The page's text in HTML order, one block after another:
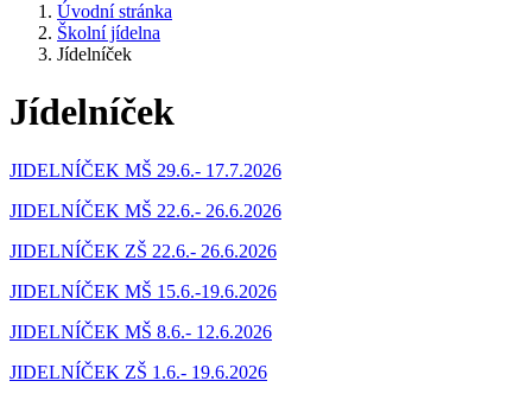
Úvodní stránka
Školní jídelna
Jídelníček
Jídelníček
JIDELNÍČEK MŠ 29.6.- 17.7.2026
JIDELNÍČEK MŠ 22.6.- 26.6.2026
JIDELNÍČEK ZŠ 22.6.- 26.6.2026
JIDELNÍČEK MŠ 15.6.-19.6.2026
JIDELNÍČEK MŠ 8.6.- 12.6.2026
JIDELNÍČEK ZŠ 1.6.- 19.6.2026